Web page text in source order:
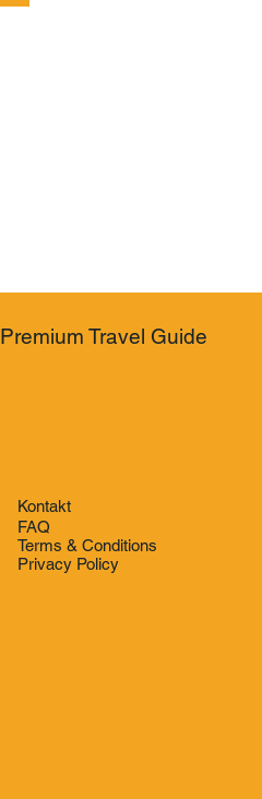
Premium Travel Guide
Kontakt
FAQ
Terms & Conditions
Privacy Policy